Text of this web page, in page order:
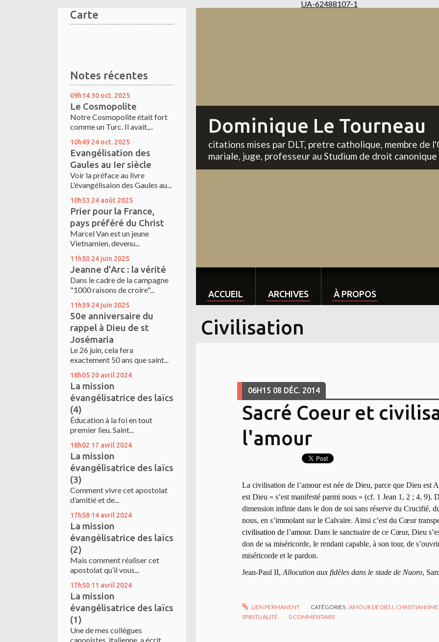
UA-62488107-1
Carte
Notes récentes
09h14 30 oct. 2025
Le Cosmopolite
Notre Cosmopolite était fort
comme un Turc. Il avait,...
10h49 24 oct. 2025
Evangélisation des
Gaules au Ier siècle
Voir la préface au livre
L'évangélisaion des Gaules au...
10h53 24 août 2025
Prier pour la France,
pays préféré du Christ
Marcel Van est un jeune
Vietnamien, devenu...
11h50 24 juin 2025
Jeanne d'Arc : la vérité
Dans le cadre de la campagne
"1000 raisons de croire"...
11h39 24 juin 2025
50e anniversaire du
rappel à Dieu de st
Josémaria
Le 26 juin, cela fera
exactement 50 ans que saint...
18h05 20 avril 2024
La mission
évangélisatrice des laïcs
(4)
Éducation à la foi en tout
premier lieu. Saint...
18h02 17 avril 2024
La mission
évangélisatrice des laïcs
(3)
Comment vivre cet apostolat
d’amitié et de...
17h58 14 avril 2024
La mission
évangélisatrice des laïcs
(2)
Mais comment réaliser cet
apostolat qu’il vous...
17h50 11 avril 2024
La mission
évangélisatrice des laïcs
(1)
Une de mes collègues
canonistes, italienne, a écrit
Dominique Le Tourneau
citations mises par DLT, pretre catholique, membre de
mariale, juge, professeur au Studium de droit canonique
ACCUEIL ARCHIVES À PROPOS
Civilisation
06H15 08 DÉC. 2014
Sacré Coeur et
l'amour
La civilisation de l’amour est née de Dieu, parce que Dieu est
est Dieu « s’est manifesté parmi nous » (cf. 1 Jean 1, 2 ; 4, 9).
dimension infinie dans le don de soi sans réserve du Crucifié,
nous, en s’immolant sur le Calvaire. Ainsi c’est du Cœur
civilisation de l’amour. Dans le sanctuaire de ce Cœur, Dieu
don de sa miséricorde, le rendant capable, à son tour, de
miséricorde et le pardon.
Jean-Paul II, Allocution aux fidèles dans le stade de Nuoro,
LIEN PERMANENT CATÉGORIES :AMOUR DE DIEU CHRISTIANISME
SPIRITUALITÉ
0 COMMENTAIRE